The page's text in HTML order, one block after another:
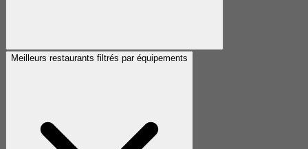
Meilleurs restaurants filtrés par équipements